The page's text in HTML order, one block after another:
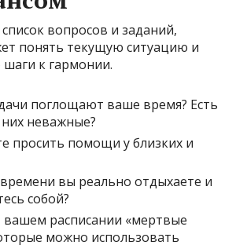
вопросов и заданий,
понять текущую ситуацию и
к гармонии.
поглощают ваше время? Есть
неважные?
просить помощи у близких и
вы реально отдыхаете и
собой?
вашем расписании «мертвые
можно использовать